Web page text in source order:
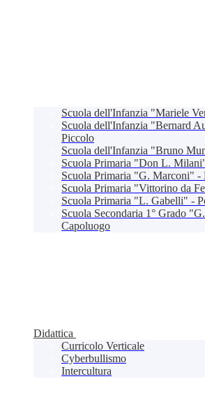
Scuola dell'Infanzia "Mariele
Scuola dell'Infanzia "Bernard
Piccolo
Scuola dell'Infanzia "Bruno
Scuola Primaria "Don L.
Scuola Primaria "G. Marconi" -
Scuola Primaria "Vittorino da
Scuola Primaria "L. Gabelli" -
Scuola Secondaria 1° Grado
Capoluogo
Didattica
Curricolo Verticale
Cyberbullismo
Intercultura